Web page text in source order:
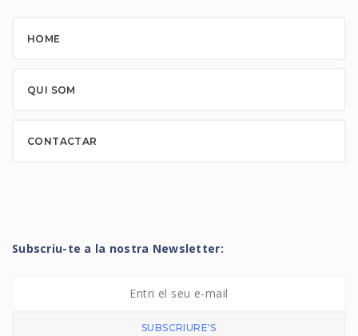
HOME
QUI SOM
CONTACTAR
Subscriu-te a la nostra Newsletter:
SUBSCRIURE'S